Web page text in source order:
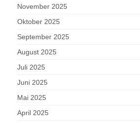
November 2025
Oktober 2025
September 2025
August 2025
Juli 2025
Juni 2025
Mai 2025
April 2025